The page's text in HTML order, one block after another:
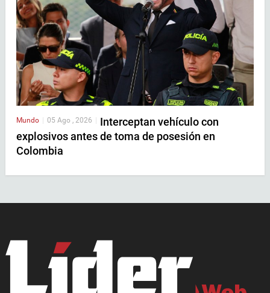
Mundo | 05 Ago , 2026 | Interceptan vehículo con
explosivos antes de toma de posesión en
Colombia